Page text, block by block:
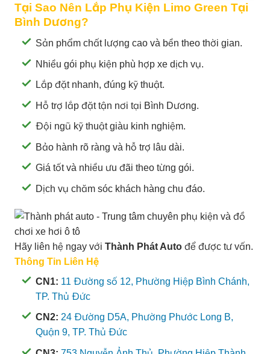
Tại Sao Nên Lắp Phụ Kiện Limo Green Tại
Bình Dương?
Sản phẩm chất lượng cao và bền theo thời gian.
Nhiều gói phụ kiện phù hợp xe dịch vụ.
Lắp đặt nhanh, đúng kỹ thuật.
Hỗ trợ lắp đặt tận nơi tại Bình Dương.
Đội ngũ kỹ thuật giàu kinh nghiệm.
Bảo hành rõ ràng và hỗ trợ lâu dài.
Giá tốt và nhiều ưu đãi theo từng gói.
Dịch vụ chăm sóc khách hàng chu đáo.
Hãy liên hệ ngay với Thành Phát Auto để được tư vấn.
Thông Tin Liên Hệ
CN1: 11 Đường số 12, Phường Hiệp Bình Chánh,
TP. Thủ Đức
CN2: 24 Đường D5A, Phường Phước Long B,
Quận 9, TP. Thủ Đức